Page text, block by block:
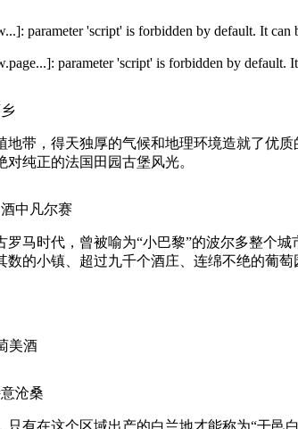
parameter 'script' is forbidden by default. It can
parameter 'script' is forbidden by default.
地带，得天独厚的气候和地理环境造就了优
纯正的法国田园古堡风光。
中凡尔赛
马时代，曾被喻为“小巴黎”的波尔多整个
数的小镇、超过九千个酒庄、连绵不绝的葡
美酒
沧桑
有在这个区域出产的白兰地才能称为“干